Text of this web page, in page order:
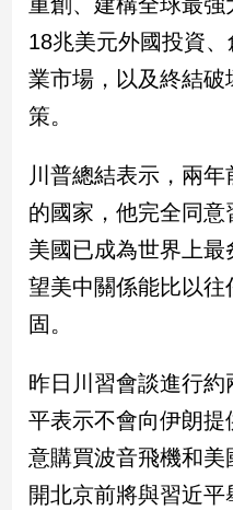
專
區
台
灣
觀
南
台
觀
點
娛
18兆美元外國投資
業市場，以及終結
策。
川普總結表示，兩
的國家，他完全同
美國已成為世界上
望美中關係能比以
固。
昨日川習會談進行
平表示不會向伊朗
意購買波音飛機和
開北京前將與習近